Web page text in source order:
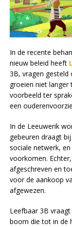
In de recente
nieuw beleid heeft
3B, vragen gesteld
groeien niet langer
voorbeeld ter
een
In de Leeuwerik
gebeuren draagt
sociale netwerk,
voorkomen.
afgeschreven en
voor de aankoop
afgewezen.
Leefbaar 3B
boom die tot in de